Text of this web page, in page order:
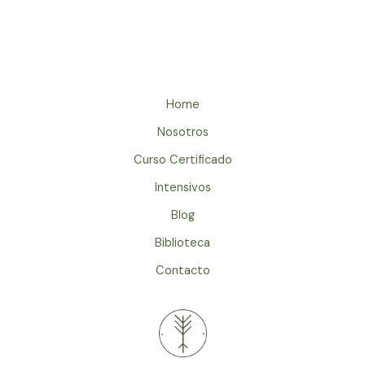
Home
Nosotros
Curso Certificado
Intensivos
Blog
Biblioteca
Contacto